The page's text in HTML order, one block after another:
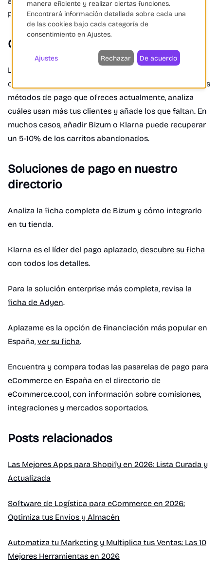
perder ventas.
Conclusión
Las pasarelas de pago son una de las optimizaciones
con mayor impacto directo en la conversión. Audita los
métodos de pago que ofreces actualmente, analiza
cuáles usan más tus clientes y añade los que faltan. En
muchos casos, añadir Bizum o Klarna puede recuperar
un 5-10% de los carritos abandonados.
Soluciones de pago en nuestro
directorio
Analiza la ficha completa de Bizum y cómo integrarlo
en tu tienda.
Klarna es el líder del pago aplazado, descubre su ficha
con todos los detalles.
Para la solución enterprise más completa, revisa la
ficha de Adyen.
Aplazame es la opción de financiación más popular en
España, ver su ficha.
Encuentra y compara todas las pasarelas de pago para
eCommerce en España en el directorio de
eCommerce.cool, con información sobre comisiones,
integraciones y mercados soportados.
Posts relacionados
Las Mejores Apps para Shopify en 2026: Lista Curada y
Actualizada
Software de Logística para eCommerce en 2026:
Optimiza tus Envíos y Almacén
Automatiza tu Marketing y Multiplica tus Ventas: Las 10
Mejores Herramientas en 2026
manera eficiente y realizar ciertas funciones.
Encontrará información detallada sobre cada una
de las cookies bajo cada categoría de
consentimiento en Ajustes.
Ajustes Rechazar De acuerdo